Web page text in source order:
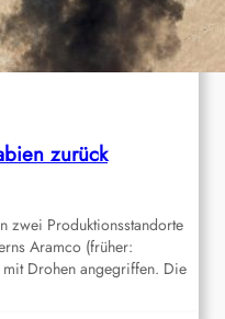
zurück
zwei Produktionsstandorte
Aramco (früher:
Drohen angegriffen. Die